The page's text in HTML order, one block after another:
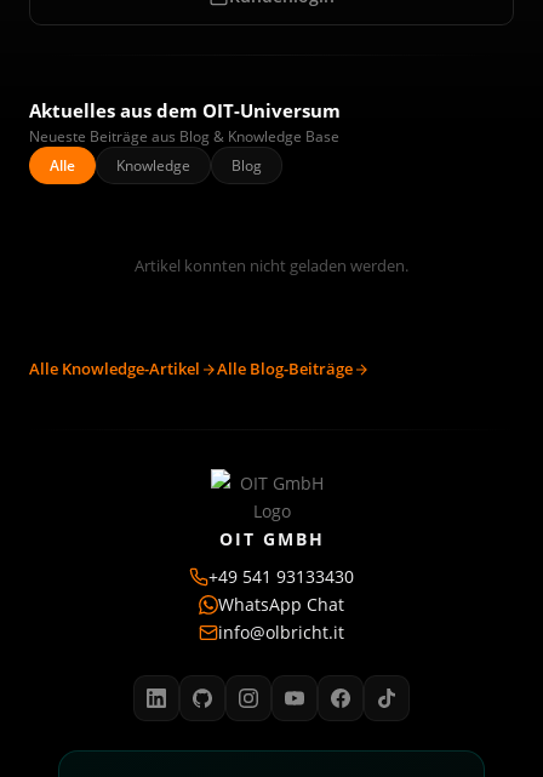
Aktuelles aus dem OIT-Universum
Neueste Beiträge aus Blog & Knowledge Base
Alle
Knowledge Blog
Artikel konnten nicht geladen werden.
Alle Knowledge-Artikel Alle Blog-Beiträge
OIT GMBH
+49 541 93133430
WhatsApp Chat
info@olbricht.it